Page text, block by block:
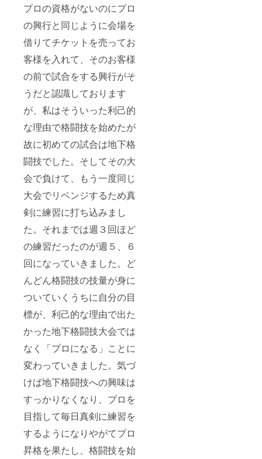
プロの資格がないのにプロ
の興行と同じように会場を
借りてチケットを売ってお
客様を入れて、そのお客様
の前で試合をする興行がそ
うだと認識しております
が、私はそういった利己的
な理由で格闘技を始めたが
故に初めての試合は地下格
闘技でした。そしてその大
会で負けて、もう一度同じ
大会でリベンジするため真
剣に練習に打ち込みまし
た。それまでは週３回ほど
の練習だったのが週５、６
回になっていきました。ど
んどん格闘技の技量が身に
ついていくうちに自分の目
標が、利己的な理由で出た
かった地下格闘技大会では
なく「プロになる」ことに
変わっていきました。気づ
けば地下格闘技への興味は
すっかりなくなり、プロを
目指して毎日真剣に練習を
するようになりやがてプロ
昇格を果たし、格闘技を始